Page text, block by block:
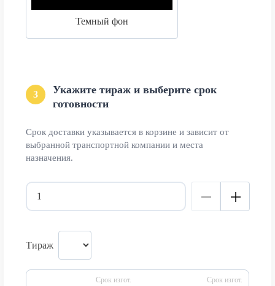
Темный фон
3
Укажите тираж и выберите срок
готовности
Срок доставки указывается в корзине и зависит от
выбранной транспортной компании и места
назначения.
Тираж
Срок изгот. Срок изгот.